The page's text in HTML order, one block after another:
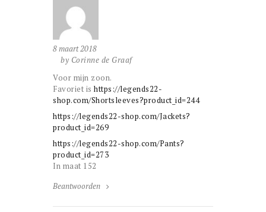
8 maart 2018
by Corinne de Graaf
Voor mijn zoon.
Favoriet is https://legends22-
shop.com/Shortsleeves?product_id=244
https://legends22-shop.com/Jackets?
product_id=269
https://legends22-shop.com/Pants?
product_id=273
In maat 152
Beantwoorden